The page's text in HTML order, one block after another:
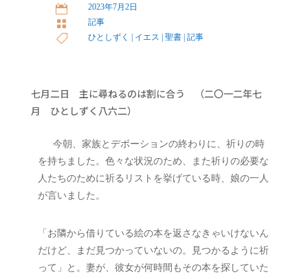
 2023年7月2日
 記事
 ひとしずく イエス |聖書 |記事
七月二日 主に尋ねるのは割に合う （二〇一二年七
月 ひとしずく八六二）
今朝、家族とデボーションの終わりに、祈りの時
を持ちました。色々な状況のため、また祈りの必要な
人たちのために祈るリストを挙げている時、娘の一人
が言いました。
「お隣から借りている絵の本を返さなきゃいけないん
だけど、まだ見つかっていないの。見つかるように祈
って」と。妻が、彼女が何時間もその本を探していた